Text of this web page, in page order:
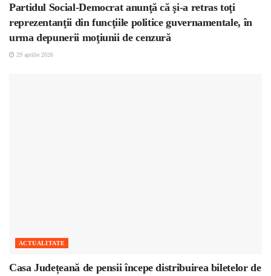
Partidul Social-Democrat anunţă că şi-a retras toţi
reprezentanţii din funcţiile politice guvernamentale, în
urma depunerii moţiunii de cenzură
29 aprilie 2026
ACTUALITATE
Casa Județeană de pensii începe distribuirea biletelor de